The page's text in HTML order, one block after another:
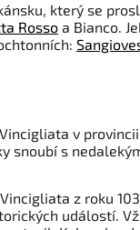
který se
Rosso a Bianco.
v provincii
snoubí s
z roku
událostí.